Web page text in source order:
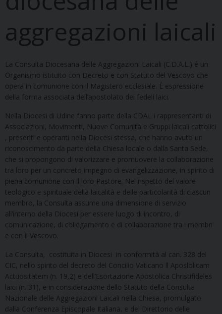
aggregazioni laicali
La Consulta Diocesana delle Aggregazioni Laicali (C.D.A.L.) é un
Organismo istituito con Decreto e con Statuto del Vescovo che
opera in comunione con il Magistero ecclesiale. È espressione
della forma associata dell’apostolato dei fedeli laici.
Nella Diocesi di Udine fanno parte della CDAL i rappresentanti di
Associazioni, Movimenti, Nuove Comunità e Gruppi laicali cattolici
, presenti e operanti nella Diocesi stessa, che hanno avuto un
riconoscimento da parte della Chiesa locale o dalla Santa Sede,
che si propongono di valorizzare e promuovere la collaborazione
tra loro per un concreto impegno di evangelizzazione, in spirito di
piena comunione con il loro Pastore. Nel rispetto del valore
teologico e spirituale della laicalità e delle particolarità di ciascun
membro, la Consulta assume una dimensione di servizio
all’interno della Diocesi per essere luogo di incontro, di
comunicazione, di collegamento e di collaborazione tra i membri
e con il Vescovo.
La Consulta, costituita in Diocesi in conformità al can. 328 del
CIC, nello spirito del decreto del Concilio Vaticano ll Aposlolicam
Actuositatem (n. 19,2) e dell’Esortazione Apostolica Christifideles
laici (n. 31), e in considerazione dello Statuto della Consulta
Nazionale delle Aggregazioni Laicali nella Chiesa, promulgato
dalla Conferenza Episcopale Italiana, e del Direttorio delle